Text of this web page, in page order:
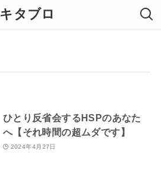
キタブロ
ひとり反省会するHSPのあなた
へ【それ時間の超ムダです】
2024年4月27日